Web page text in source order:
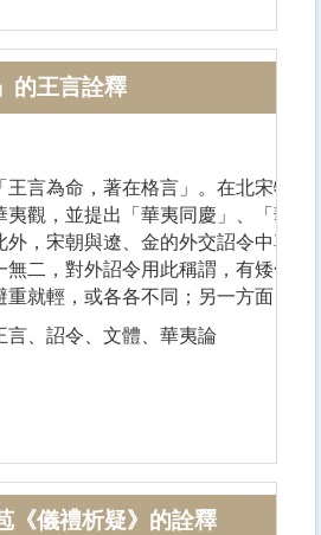
的王言詮釋
言為命，著在格言」。在北宋特定
夷觀，並提出「華夷同慶」、「華
外，宋朝與遼、金的外交詔令中尊
無二，對外詔令用此稱謂，有矮化
重就輕，或各各不同；另一方面，
言、詔令、文體、華夷論
《儀禮析疑》的詮釋